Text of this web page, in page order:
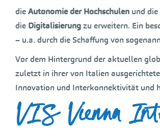
dieAutonomie der Hochschulen und die
die Digitalisierungzu erweitern. Ein
– u.a. durch die Schaffung von
Vor dem Hintergrund der aktuellen
zuletzt in ihrer von Italien
Innovation und Interkonnektivität und
VIS Vienna